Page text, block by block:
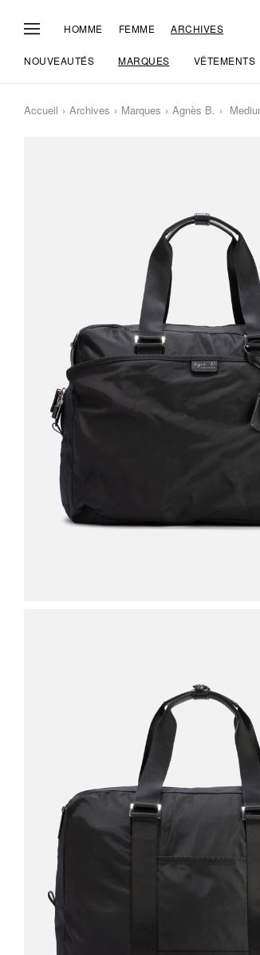
HOMME FEMME ARCHIVES
NOUVEAUTÉS MARQUES VÊTEMENTS
Accueil Archives Marques Agnès B.